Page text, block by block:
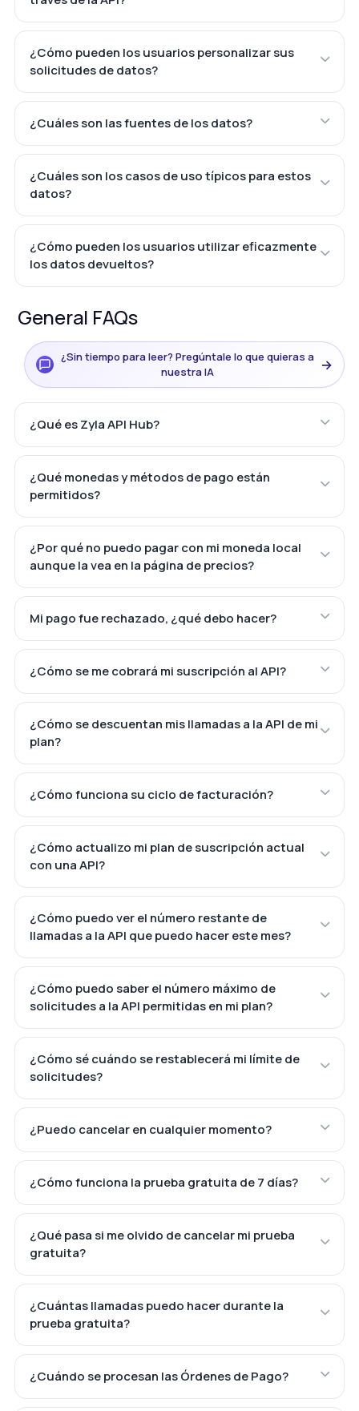
¿Cómo pueden los usuarios personalizar sus
solicitudes de datos?
¿Cuáles son las fuentes de los datos?
¿Cuáles son los casos de uso típicos para estos
datos?
¿Cómo pueden los usuarios utilizar eficazmente
los datos devueltos?
General FAQs
¿Sin tiempo para leer? Pregúntale lo que quieras a
nuestra IA
→
¿Qué es Zyla API Hub?
¿Qué monedas y métodos de pago están
permitidos?
¿Por qué no puedo pagar con mi moneda local
aunque la vea en la página de precios?
Mi pago fue rechazado, ¿qué debo hacer?
¿Cómo se me cobrará mi suscripción al API?
¿Cómo se descuentan mis llamadas a la API de mi
plan?
¿Cómo funciona su ciclo de facturación?
¿Cómo actualizo mi plan de suscripción actual
con una API?
¿Cómo puedo ver el número restante de
llamadas a la API que puedo hacer este mes?
¿Cómo puedo saber el número máximo de
solicitudes a la API permitidas en mi plan?
¿Cómo sé cuándo se restablecerá mi límite de
solicitudes?
¿Puedo cancelar en cualquier momento?
¿Cómo funciona la prueba gratuita de 7 días?
¿Qué pasa si me olvido de cancelar mi prueba
gratuita?
¿Cuántas llamadas puedo hacer durante la
prueba gratuita?
¿Cuándo se procesan las Órdenes de Pago?